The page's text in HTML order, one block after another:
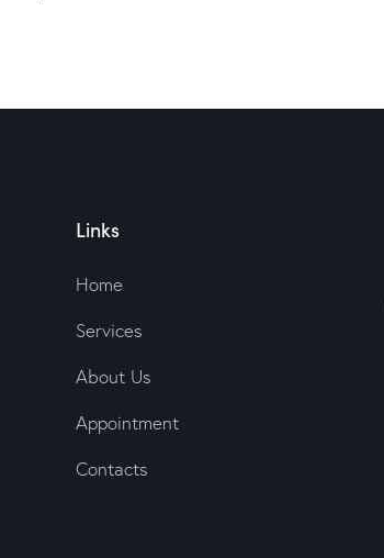
Links
Home
Services
About Us
Appointment
Contacts